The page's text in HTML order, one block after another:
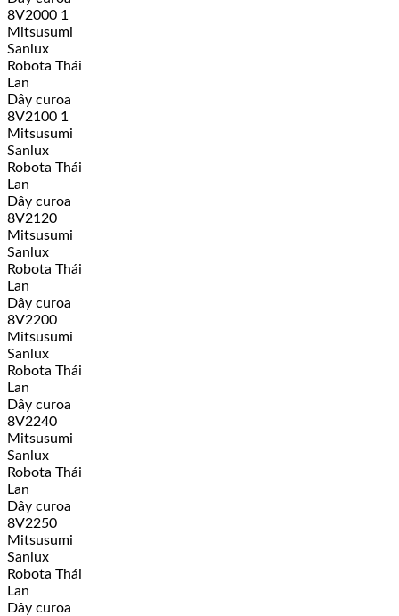
8V2000 1
Mitsusumi
Sanlux
Robota Thái
Lan
Dây curoa
8V2100 1
Mitsusumi
Sanlux
Robota Thái
Lan
Dây curoa
8V2120
Mitsusumi
Sanlux
Robota Thái
Lan
Dây curoa
8V2200
Mitsusumi
Sanlux
Robota Thái
Lan
Dây curoa
8V2240
Mitsusumi
Sanlux
Robota Thái
Lan
Dây curoa
8V2250
Mitsusumi
Sanlux
Robota Thái
Lan
Dây curoa